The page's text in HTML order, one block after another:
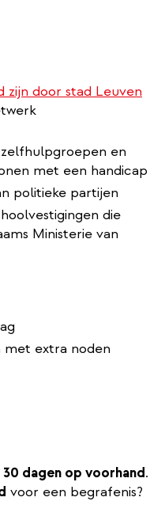
zijn door stad Leuven
en
met een handicap
politieke partijen
die
Ministerie van
met extra noden
30 dagen op voorhand.
voor een begrafenis?